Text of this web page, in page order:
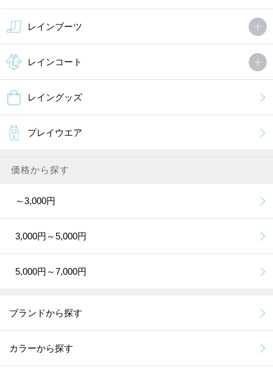
レインブーツ
レインコート
レイングッズ
プレイウエア
価格から探す
～3,000円
3,000円～5,000円
5,000円～7,000円
ブランドから探す
カラーから探す